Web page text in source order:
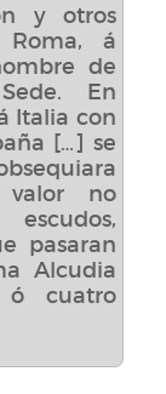
y otros
á
de
En
Italia con
[…] se
no
pasaran
Alcudia
ó cuatro